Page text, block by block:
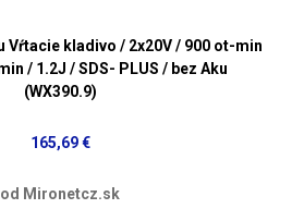
Vŕtacie kladivo / 2x20V / 900 ot-min
/ 1.2J / SDS- PLUS / bez Aku
(WX390.9)
165,69 €
od Mironetcz.sk